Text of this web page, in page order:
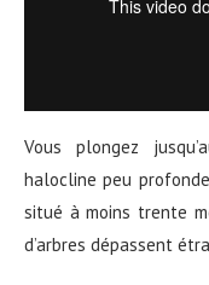
Vous plongez
halocline peu
situé à moins trente
d’arbres dépassent